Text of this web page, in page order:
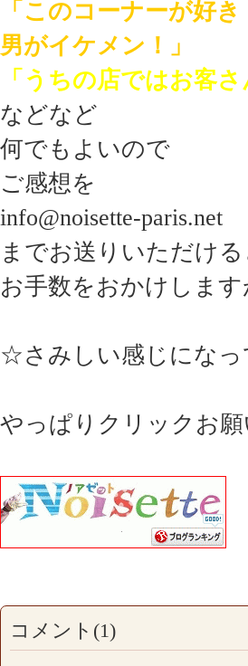
「このコーナーが好
男がイケメン！」
「うちの店ではお客
などなど
何でもよいので
ご感想を
info@noisette-paris.net
までお送りいただけ
お手数をおかけしま
☆さみしい感じにな
やっぱりクリックお
コメント(1)